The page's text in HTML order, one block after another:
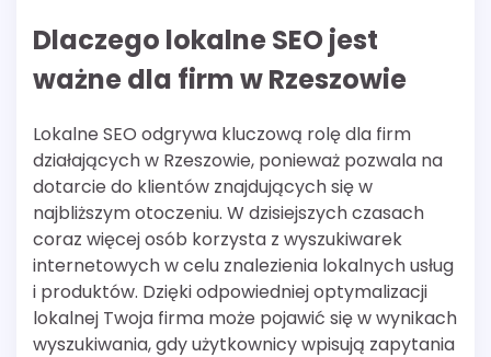
Dlaczego lokalne SEO jest
ważne dla firm w Rzeszowie
Lokalne SEO odgrywa kluczową rolę dla firm
działających w Rzeszowie, ponieważ pozwala na
dotarcie do klientów znajdujących się w
najbliższym otoczeniu. W dzisiejszych czasach
coraz więcej osób korzysta z wyszukiwarek
internetowych w celu znalezienia lokalnych usług
i produktów. Dzięki odpowiedniej optymalizacji
lokalnej Twoja firma może pojawić się w wynikach
wyszukiwania, gdy użytkownicy wpisują zapytania